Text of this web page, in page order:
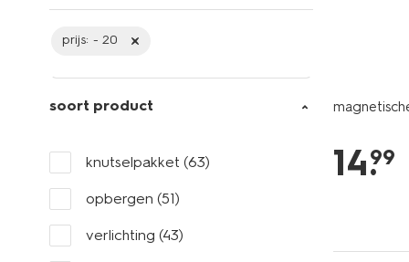
prijs: - 20
soort product
knutselpakket (63)
opbergen (51)
verlichting (43)
14.
99